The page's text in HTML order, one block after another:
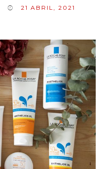
21 ABRIL, 2021